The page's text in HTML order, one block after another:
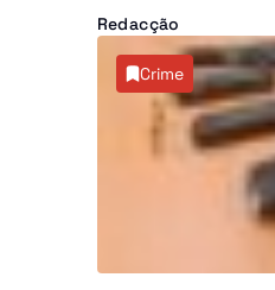
para lançar um
empossados,
Executivo espera
concretos na
principais
mesmo dia, o
recebeu ainda o
cessante do
Redacção
Crime